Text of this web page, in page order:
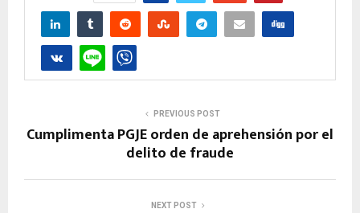
PREVIOUS POST
Cumplimenta PGJE orden de aprehensión por el
delito de fraude
NEXT POST